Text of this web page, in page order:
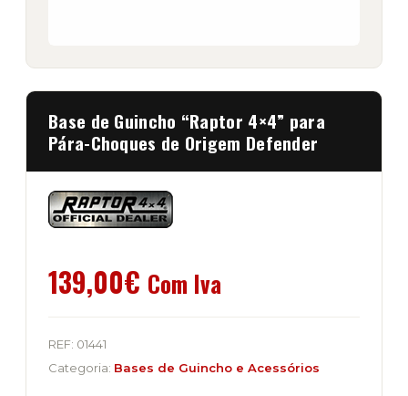
Base de Guincho “Raptor 4×4” para
Pára-Choques de Origem Defender
139,00€ Com Iva
REF: 01441
Categoria: Bases de Guincho e Acessórios